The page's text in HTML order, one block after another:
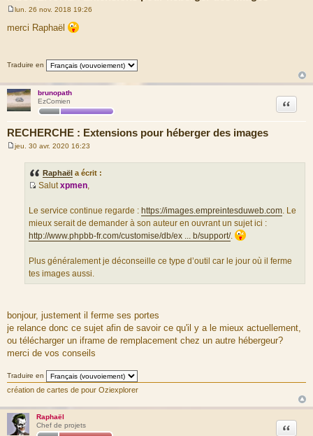
s
e
lun. 26 nov. 2018 19:26
merci Raphaël
Traduire en
brunopath
EzComien
RECHERCHE : Extensions pour héberger des images
Citation
M
jeu. 30 avr. 2020 16:23
Raphaël a écrit :
o
u
r
e
d
u
s
s
a
g
Salutxpmen,
Le service continue regarde : https://images.empreintesduweb.com. Le
mieux serait de demander à son auteur en ouvrant un sujet ici :
http://www.phpbb-fr.com/customise/db/ex ... b/support/.
Plus généralement je déconseille ce type d’outil car le jour où il ferme
tes images aussi.
bonjour, justement il ferme ses portes
je relance donc ce sujet afin de savoir ce qu'il y a le mieux actuellement,
ou télécharger un iframe de remplacement chez un autre hébergeur?
merci de vos conseils
Traduire en
création de cartes de pour Oziexplorer
Raphaël
Chef de projets
Citation